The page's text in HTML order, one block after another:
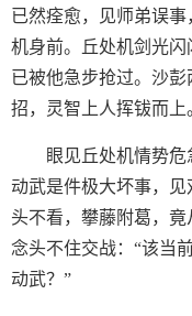
已然痊愈，见师弟误
机身前。丘处机剑光闪
已被他急步抢过。沙
招，灵智上人挥钹而上
眼见丘处机情势
动武是件极大坏事，
头不看，攀藤附葛，
念头不住交战：“该当
动武？”